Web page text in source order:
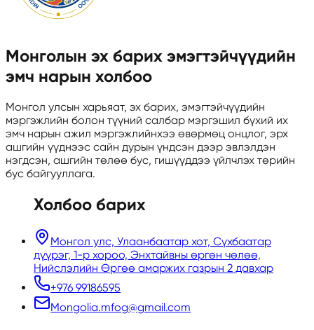
Монголын эх барих эмэгтэйчүүдийн
эмч нарын холбоо
Монгол улсын харьяат, эх барих, эмэгтэйчүүдийн
мэргэжлийн болон түүний салбар мэргэшил бүхий их
эмч нарын ажил мэргэжлийнхээ өвөрмөц онцлог, эрх
ашгийн үүднээс сайн дурын үндсэн дээр эвлэлдэн
нэгдсэн, ашгийн төлөө бус, гишүүддээ үйлчлэх төрийн
бус байгууллага.
Холбоо барих
Монгол улс, Улаанбаатар хот, Сүхбаатар
дүүрэг, 1-р хороо, Энхтайвны өргөн чөлөө,
Нийслэлийн Өргөө амаржих газрын 2 давхар
+976 99186595
Mongolia.mfog@gmail.com